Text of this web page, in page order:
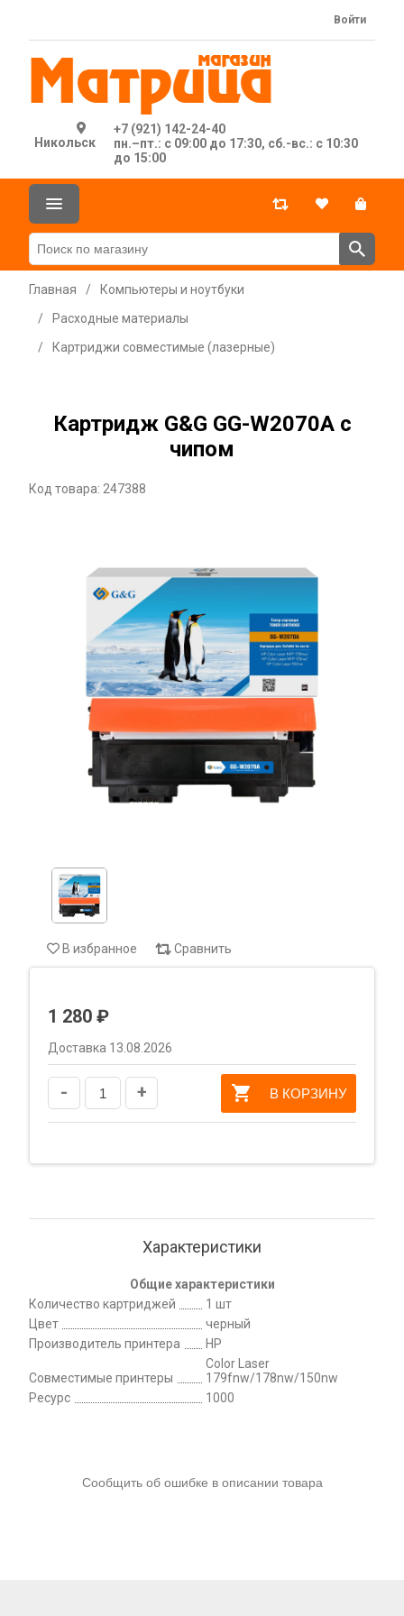
Никольск
+7 (921) 142-24-40
пн.–пт.: с 09:00 до 17:30, сб.-вс.: с 10:30
до 15:00
Войти
Главная /
Компьютеры и ноутбуки
/
Расходные материалы
/
Картриджи совместимые (лазерные)
Картридж G&G GG-W2070A с
чипом
Код товара: 247388
В избранное Сравнить
1 280 ₽
Доставка 13.08.2026
- + В КОРЗИНУ
Характеристики
Общие характеристики
Количество картриджей
1 шт
Цвет
черный
Производитель принтера
HP
Совместимые принтеры
Color Laser
179fnw/178nw/150nw
Ресурс
1000
Сообщить об ошибке в описании товара